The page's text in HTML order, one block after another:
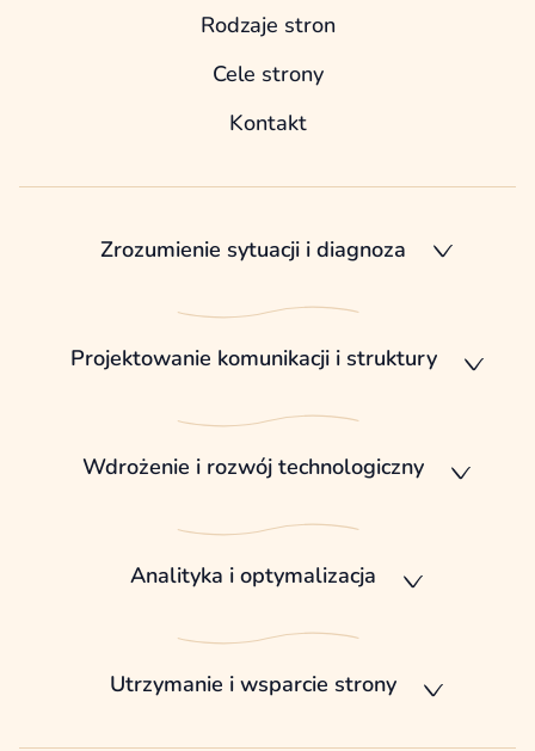
Rodzaje stron
Cele strony
Kontakt
Zrozumienie sytuacji i diagnoza
Projektowanie komunikacji i struktury
Wdrożenie i rozwój technologiczny
Analityka i optymalizacja
Utrzymanie i wsparcie strony